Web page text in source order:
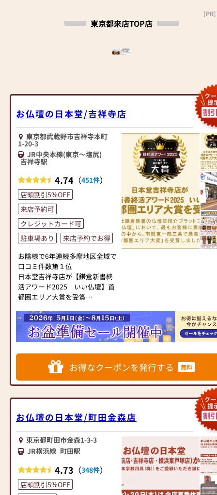
東京都来店TOP店
[PR]
お仏壇の日本堂/吉祥寺店
東京都武蔵野市吉祥寺本町
1-20-3
JR中央本線(東京～塩尻)
吉祥寺駅
4.74 （451件）
店頭割引5%OFF
来店予約可
クレジットカード可
駐車場あり
来店予約でお得
お陰様で6年連続多摩地区全域で
口コミ件数第１位
日本堂吉祥寺店が【鎌倉新書終
活アワード2025 いい仏壇】首
都圏エリア大賞を受賞
プラットフォーム「いい仏壇」
において、最もお客様に貢献し
た事業者の中から、南関東一都
ア大賞」を受賞しました。
武蔵野市・三鷹市最大級の展示
本数‼小さなお仏壇から大きなお
仏壇まで展示本数180本以上！
元供養品も数多く取り揃えてお
ります。皆様のご来店を心より
お待ちしております。
≫≫
お仏壇・お位牌をご購入検討中
のお客様へ
お得なクーポンを発行する 無料
お仏壇の日本堂/町田金森店
東京都町田市金森1-3-3
JR横浜線 町田駅
4.73 （348件）
店頭割引5%OFF